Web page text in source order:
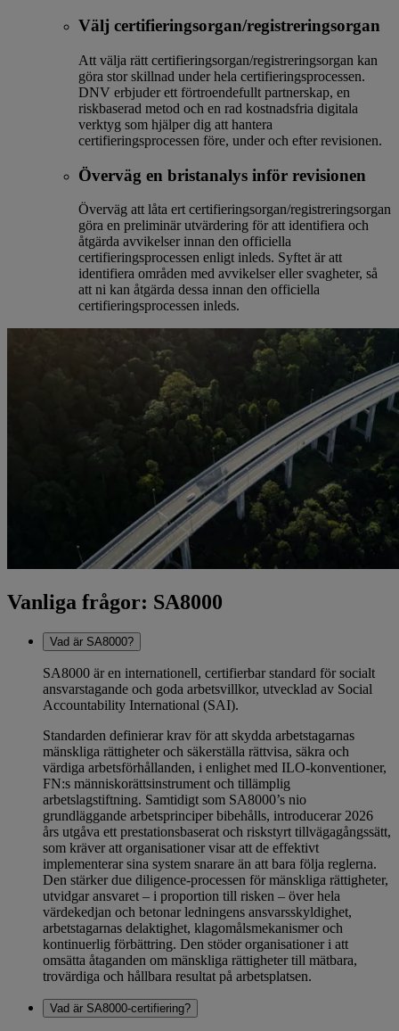
Välj certifieringsorgan/registreringsorgan
Att välja rätt certifieringsorgan/registreringsorgan kan
göra stor skillnad under hela certifieringsprocessen.
DNV erbjuder ett förtroendefullt partnerskap, en
riskbaserad metod och en rad kostnadsfria digitala
verktyg som hjälper dig att hantera
certifieringsprocessen före, under och efter revisionen.
Överväg en bristanalys inför revisionen
Överväg att låta ert certifieringsorgan/registreringsorgan
göra en preliminär utvärdering för att identifiera och
åtgärda avvikelser innan den officiella
certifieringsprocessen enligt inleds. Syftet är att
identifiera områden med avvikelser eller svagheter, så
att ni kan åtgärda dessa innan den officiella
certifieringsprocessen inleds.
Vanliga frågor: SA8000
Vad är SA8000?
SA8000 är en internationell, certifierbar standard för socialt
ansvarstagande och goda arbetsvillkor, utvecklad av Social
Accountability International (SAI).
Standarden definierar krav för att skydda arbetstagarnas
mänskliga rättigheter och säkerställa rättvisa, säkra och
värdiga arbetsförhållanden, i enlighet med ILO-konventioner,
FN:s människorättsinstrument och tillämplig
arbetslagstiftning. Samtidigt som SA8000’s nio
grundläggande arbetsprinciper bibehålls, introducerar 2026
års utgåva ett prestationsbaserat och riskstyrt tillvägagångssätt,
som kräver att organisationer visar att de effektivt
implementerar sina system snarare än att bara följa reglerna.
Den stärker due diligence-processen för mänskliga rättigheter,
utvidgar ansvaret – i proportion till risken – över hela
värdekedjan och betonar ledningens ansvarsskyldighet,
arbetstagarnas delaktighet, klagomålsmekanismer och
kontinuerlig förbättring. Den stöder organisationer i att
omsätta åtaganden om mänskliga rättigheter till mätbara,
trovärdiga och hållbara resultat på arbetsplatsen.
Vad är SA8000-certifiering?